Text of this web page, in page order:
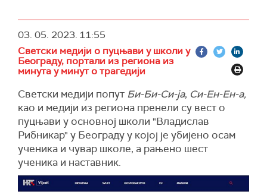
и њихове најмилије.
03. 05. 2023. 11:55
Светски медији о пуцњави у школи у
Београду, портали из региона из
минута у минут о трагедији
Светски медији попут Би-Би-Си-ја, Си-Ен-Ен-а,
као и медији из региона пренели су вест о
пуцњави у основној школи "Владислав
Рибникар" у Београду у којој је убијено осам
ученика и чувар школе, а рањено шест
ученика и наставник.